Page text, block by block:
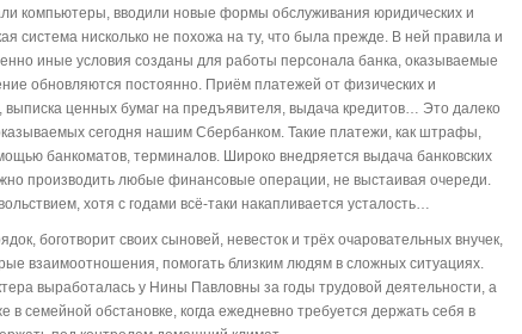
компьютеры, вводили новые формы обслуживания юридических и
система нисколько не похожа на ту, что была прежде. В ней правила и
иные условия созданы для работы персонала банка, оказываемые
обновляются постоянно. Приём платежей от физических и
выписка ценных бумаг на предъявителя, выдача кредитов… Это далеко
сегодня нашим Сбербанком. Такие платежи, как штрафы,
банкоматов, терминалов. Широко внедряется выдача банковских
производить любые финансовые операции, не выстаивая очереди.
хотя с годами всё-таки накапливается усталость…
боготворит своих сыновей, невесток и трёх очаровательных внучек,
взаимоотношения, помогать близким людям в сложных ситуациях.
выработалась у Нины Павловны за годы трудовой деятельности, а
в семейной обстановке, когда ежедневно требуется держать себя в